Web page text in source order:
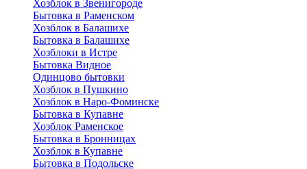
Хозблок в Звенигороде
Бытовка в Раменском
Хозблок в Балашихе
Бытовкa в Балашихе
Хозблоки в Истре
Бытовка Видное
Одинцово бытовки
Хозблок в Пушкино
Хозблок в Наро-Фоминске
Бытовка в Купавне
Хозблок Раменское
Бытовка в Бронницах
Хозблок в Купавне
Бытовка в Подольске